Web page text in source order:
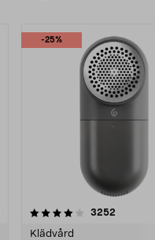
-25%
3252
Klädvård
4.5av 5 stjärnor